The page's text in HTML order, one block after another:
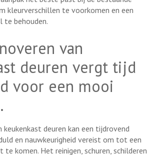
kleurverschillen te voorkomen en een
te behouden.
van
deuren vergt tijd
voor een mooi
keukenkast deuren kan een tijdrovend
en nauwkeurigheid vereist om tot een
komen. Het reinigen, schuren, schilderen